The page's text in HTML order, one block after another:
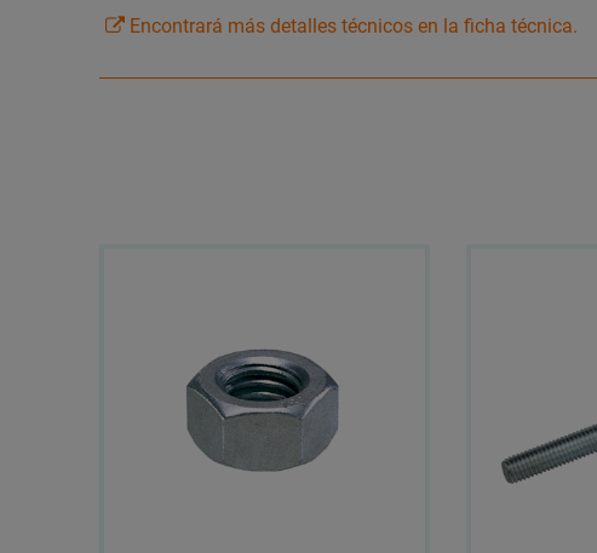
Encontrará más detalles técnicos en la ficha técnica.